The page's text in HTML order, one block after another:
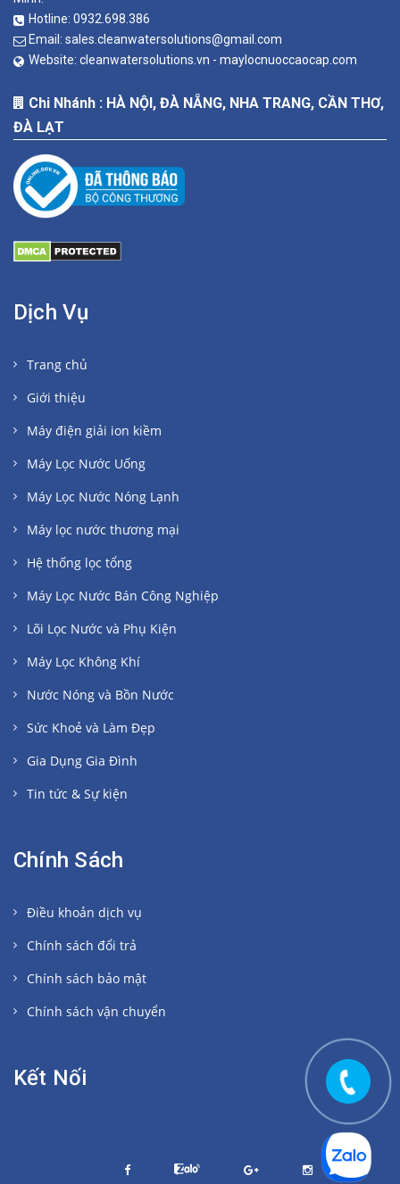
Hotline: 0932.698.386
Email: sales.cleanwatersolutions@gmail.com
Website: cleanwatersolutions.vn - maylocnuoccaocap.com
Chi Nhánh : HÀ NỘI, ĐÀ NẴNG, NHA TRANG, CẦN THƠ,
ĐÀ LẠT
Dịch Vụ
Trang chủ
Giới thiệu
Máy điện giải ion kiềm
Máy Lọc Nước Uống
Máy Lọc Nước Nóng Lạnh
Máy lọc nước thương mại
Hệ thống lọc tổng
Máy Lọc Nước Bán Công Nghiệp
Lõi Lọc Nước và Phụ Kiện
Máy Lọc Không Khí
Nước Nóng và Bồn Nước
Sức Khoẻ và Làm Đẹp
Gia Dụng Gia Đình
Tin tức & Sự kiện
Chính Sách
Điều khoản dịch vụ
Chính sách đổi trả
Chính sách bảo mật
Chính sách vận chuyển
Kết Nối